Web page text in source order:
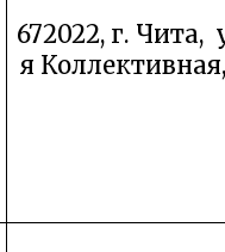
672022, г. Чита,
я